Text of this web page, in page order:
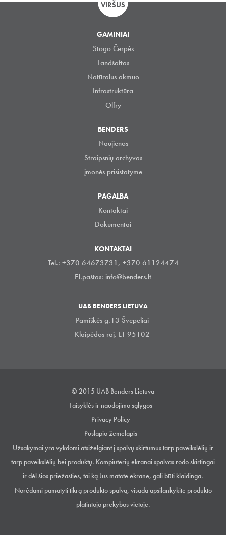
VIRŠUS
GAMINIAI
Stogo Čerpės
Landšaftas
Natūralus akmuo
Infrastruktūra
Olfry
BENDERS
Naujienos
Straipsnių archyvas
įmonės prisistatyme
PAGALBA
Kontaktai
Dokumentai
KONTAKTAI
Tel.: +370 64673731, +370 61124474
El.paštas: info@benders.lt
UAB BENDERS LIETUVA
Pamiškės g.13 Švepeliai
Klaipėdos raj. LT-95102
© 2015 UAB Benders Lietuva
Taisyklės ir naudojimo sąlygos
Privacy Policy
Puslapio žemelapis
Užsakymai yra vykdomi atsiželgiant į spalvų skirtumus tarp paveikslėlių ir
tarp paveikslėlių bei produktų. Kompiuterių ekranai spalvas rodo skirtingai
ir dėl šios priežasties, tai ką Jus matote ekrane, gali būti klaidinga.
Norėdami pamatyti tikrą produkto spalvą, visada apsilankykite produkto
platintojo prekybos vietoje.